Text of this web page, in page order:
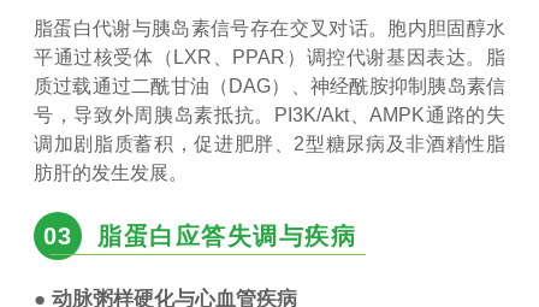
脂蛋白代谢与胰岛素信号存在交叉对话。胞内胆固醇水
平通过核受体（LXR、PPAR）调控代谢基因表达。脂
质过载通过二酰甘油（DAG）、神经酰胺抑制胰岛素信
号，导致外周胰岛素抵抗。PI3K/Akt、AMPK通路的失
调加剧脂质蓄积，促进肥胖、2型糖尿病及非酒精性脂
肪肝的发生发展。
03 脂蛋白应答失调与疾病
● 动脉粥样硬化与心血管疾病